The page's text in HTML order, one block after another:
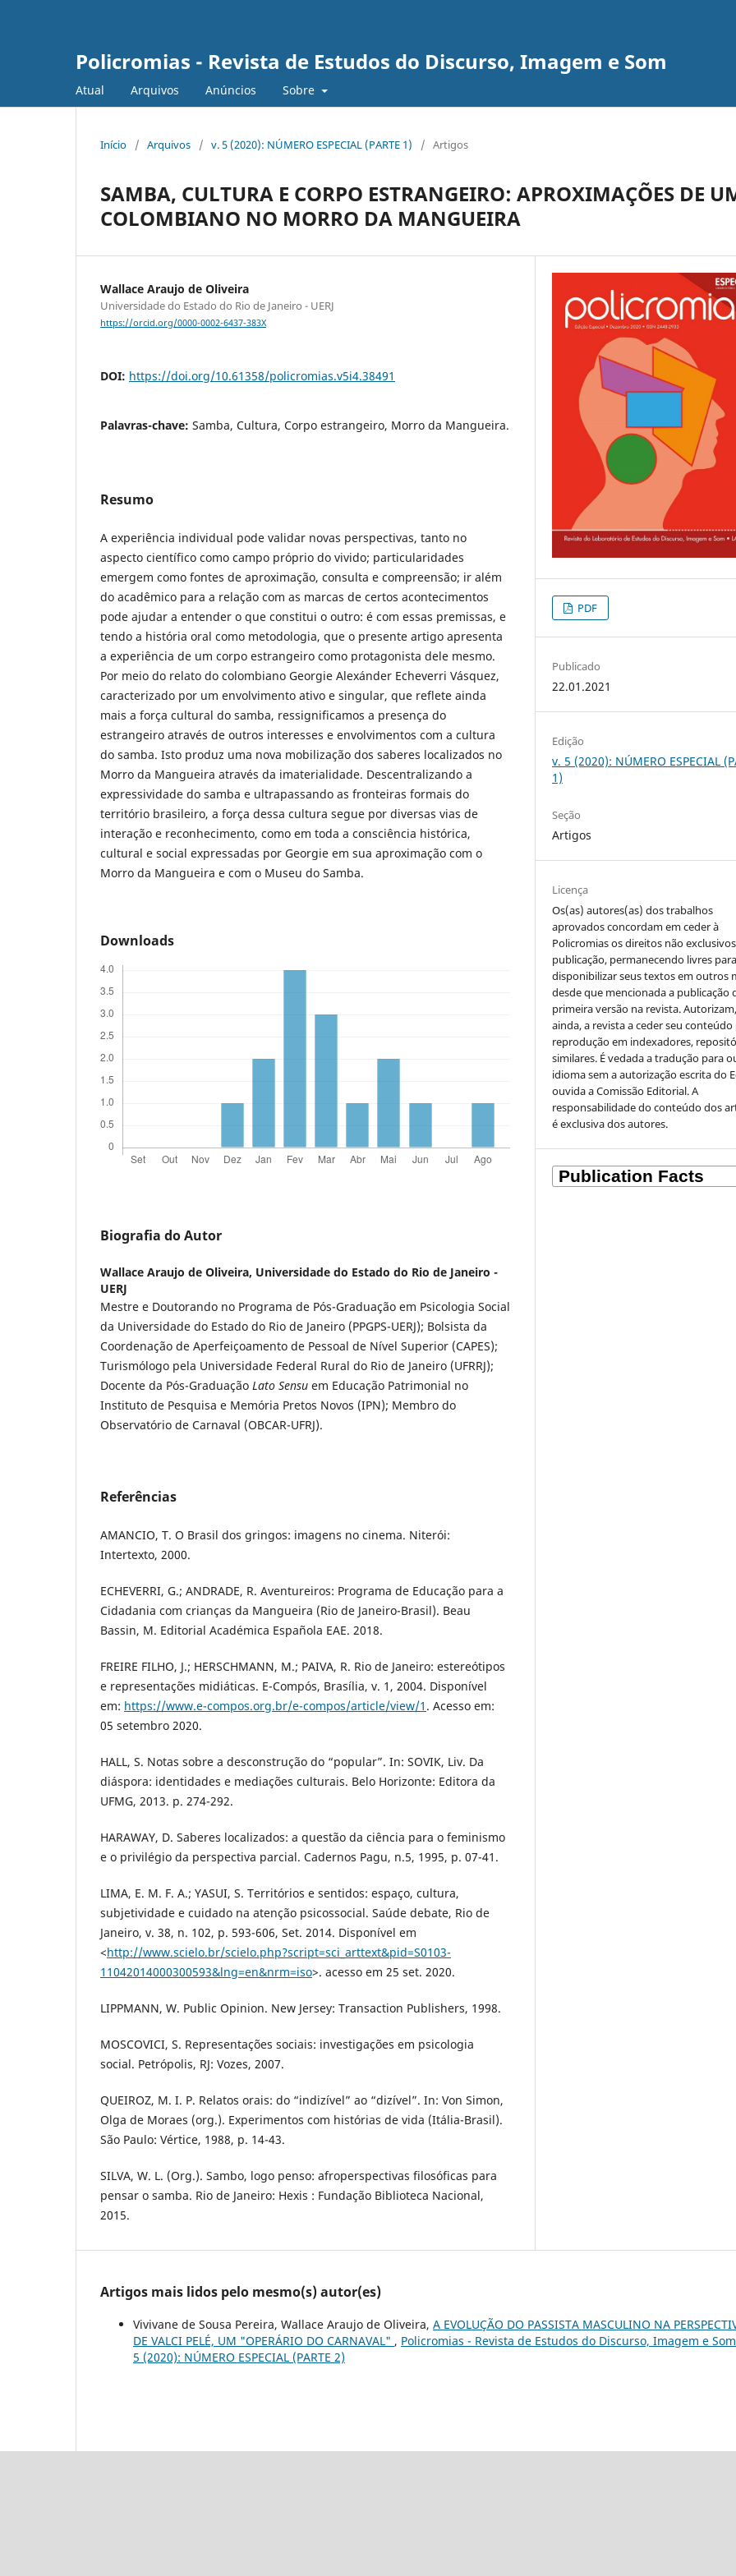
Policromias - Revista de Estudos do Discurso, Imagem e Som
Atual Arquivos Anúncios Sobre
Início / Arquivos / v. 5 (2020): NÚMERO ESPECIAL (PARTE 1) / Artigos
SAMBA, CULTURA E CORPO ESTRANGEIRO: APROXIMAÇÕES DE
COLOMBIANO NO MORRO DA MANGUEIRA
Wallace Araujo de Oliveira
Universidade do Estado do Rio de Janeiro - UERJ
https://orcid.org/0000-0002-6437-383X
DOI: https://doi.org/10.61358/policromias.v5i4.38491
Palavras-chave: Samba, Cultura, Corpo estrangeiro, Morro da Mangueira.
Resumo
A experiência individual pode validar novas perspectivas, tanto no
aspecto científico como campo próprio do vivido; particularidades
emergem como fontes de aproximação, consulta e compreensão; ir além
do acadêmico para a relação com as marcas de certos acontecimentos
pode ajudar a entender o que constitui o outro: é com essas premissas, e
tendo a história oral como metodologia, que o presente artigo apresenta
a experiência de um corpo estrangeiro como protagonista dele mesmo.
Por meio do relato do colombiano Georgie Alexánder Echeverri Vásquez,
caracterizado por um envolvimento ativo e singular, que reflete ainda
mais a força cultural do samba, ressignificamos a presença do
estrangeiro através de outros interesses e envolvimentos com a cultura
do samba. Isto produz uma nova mobilização dos saberes localizados no
Morro da Mangueira através da imaterialidade. Descentralizando a
expressividade do samba e ultrapassando as fronteiras formais do
território brasileiro, a força dessa cultura segue por diversas vias de
interação e reconhecimento, como em toda a consciência histórica,
cultural e social expressadas por Georgie em sua aproximação com o
Morro da Mangueira e com o Museu do Samba.
Downloads
Biografia do Autor
Wallace Araujo de Oliveira, Universidade do Estado do Rio de Janeiro -
UERJ
Mestre e Doutorando no Programa de Pós-Graduação em Psicologia Social
da Universidade do Estado do Rio de Janeiro (PPGPS-UERJ); Bolsista da
Coordenação de Aperfeiçoamento de Pessoal de Nível Superior (CAPES);
Turismólogo pela Universidade Federal Rural do Rio de Janeiro (UFRRJ);
Docente da Pós-Graduação Lato Sensu em Educação Patrimonial no
Instituto de Pesquisa e Memória Pretos Novos (IPN); Membro do
Observatório de Carnaval (OBCAR-UFRJ).
Referências
AMANCIO, T. O Brasil dos gringos: imagens no cinema. Niterói:
Intertexto, 2000.
ECHEVERRI, G.; ANDRADE, R. Aventureiros: Programa de Educação para a
Cidadania com crianças da Mangueira (Rio de Janeiro-Brasil). Beau
Bassin, M. Editorial Académica Española EAE. 2018.
FREIRE FILHO, J.; HERSCHMANN, M.; PAIVA, R. Rio de Janeiro: estereótipos
e representações midiáticas. E-Compós, Brasília, v. 1, 2004. Disponível
em: https://www.e-compos.org.br/e-compos/article/view/1 . Acesso em:
05 setembro 2020.
HALL, S. Notas sobre a desconstrução do “popular”. In: SOVIK, Liv. Da
diáspora: identidades e mediações culturais. Belo Horizonte: Editora da
UFMG, 2013. p. 274-292.
HARAWAY, D. Saberes localizados: a questão da ciência para o feminismo
e o privilégio da perspectiva parcial. Cadernos Pagu, n.5, 1995, p. 07-41.
LIMA, E. M. F. A.; YASUI, S. Territórios e sentidos: espaço, cultura,
subjetividade e cuidado na atenção psicossocial. Saúde debate, Rio de
Janeiro, v. 38, n. 102, p. 593-606, Set. 2014. Disponível em
<http://www.scielo.br/scielo.php?script=sci_arttext&pid=S0103-
11042014000300593&lng=en&nrm=iso>. acesso em 25 set. 2020.
LIPPMANN, W. Public Opinion. New Jersey: Transaction Publishers, 1998.
MOSCOVICI, S. Representações sociais: investigações em psicologia
social. Petrópolis, RJ: Vozes, 2007.
QUEIROZ, M. I. P. Relatos orais: do “indizível” ao “dizível”. In: Von Simon,
Olga de Moraes (org.). Experimentos com histórias de vida (Itália-Brasil).
São Paulo: Vértice, 1988, p. 14-43.
SILVA, W. L. (Org.). Sambo, logo penso: afroperspectivas filosóficas para
pensar o samba. Rio de Janeiro: Hexis : Fundação Biblioteca Nacional,
2015.
PDF
Publicado
22.01.2021
Edição
v. 5 (2020): NÚMERO ESPECIAL
1)
Seção
Artigos
Licença
Os(as) autores(as) dos trabalhos
aprovados concordam em ceder à
Policromias os direitos não
publicação, permanecendo livres para
disponibilizar seus textos em outros
desde que mencionada a publicação
primeira versão na revista. Autorizam,
ainda, a revista a ceder seu conteúdo
reprodução em indexadores,
similares. É vedada a tradução para
idioma sem a autorização escrita do
ouvida a Comissão Editorial. A
responsabilidade do conteúdo dos
é exclusiva dos autores.
Artigos mais lidos pelo mesmo(s) autor(es)
Vivivane de Sousa Pereira, Wallace Araujo de Oliveira, A EVOLUÇÃO DO PASSISTA MASCULINO NA
DE VALCI PELÉ, UM "OPERÁRIO DO CARNAVAL" , Policromias - Revista de Estudos do Discurso, Imagem e
5 (2020): NÚMERO ESPECIAL (PARTE 2)